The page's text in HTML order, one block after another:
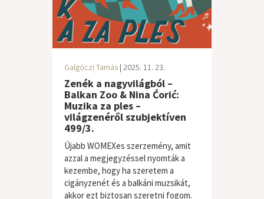
Galgóczi Tamás | 2025. 11. 23.
Zenék a nagyvilágból –
Balkan Zoo & Nina Ćorić:
Muzika za ples –
világzenéről szubjektíven
499/3.
Újabb WOMEXes szerzemény, amit
azzal a megjegyzéssel nyomták a
kezembe, hogy ha szeretem a
cigányzenét és a balkáni muzsikát,
akkor ezt biztosan szeretni fogom.